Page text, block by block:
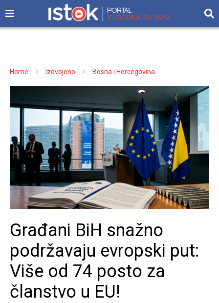
Home Izdvojeno Bosna i Hercegovina
Građani BiH snažno
podržavaju evropski put:
Više od 74 posto za
članstvo u EU!